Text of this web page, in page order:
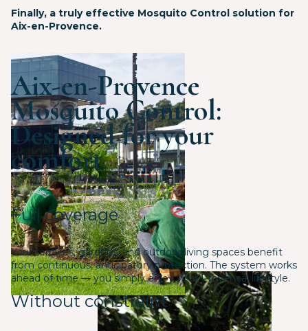
Finally, a truly effective Mosquito Control solution for
Aix-en-Provence.
Aix-en-Provence
Mosquito Control:
Designed for your
comfort
Full coverage
Your terraces, gardens, and outdoor living spaces benefit
from continuous, anticipatory protection. The system works
ahead of time — you simply enjoy your Provençal lifestyle.
Without constraint